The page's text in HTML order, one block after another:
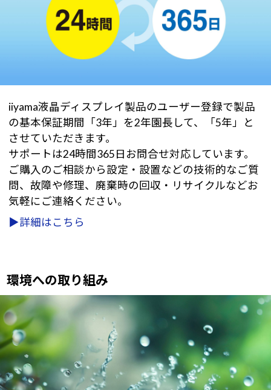
iiyama液晶ディスプレイ製品のユーザー登録で製品
の基本保証期間「3年」を2年園長して、「5年」と
させていただきます。
サポートは24時間365日お問合せ対応しています。
ご購入のご相談から設定・設置などの技術的なご質
問、故障や修理、廃棄時の回収・リサイクルなどお
気軽にご連絡ください。
▶詳細はこちら
環境への取り組み